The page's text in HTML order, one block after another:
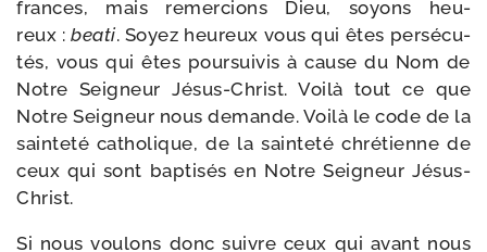
frances, mais remer­cions Dieu, soyons heu­
reux :bea­ti. Soyez heu­reux vous qui êtes per­sé­cu­
tés, vous qui êtes pour­sui­vis à cause du Nom de
Notre Seigneur Jésus-​Christ. Voilà tout ce que
Notre Seigneur nous demande. Voilà le code de la
sain­te­té catho­lique, de la sain­te­té chré­tienne de
ceux qui sont bap­ti­sés en Notre Seigneur Jésus-
Christ.
Si nous vou­lons donc suivre ceux qui avant nous